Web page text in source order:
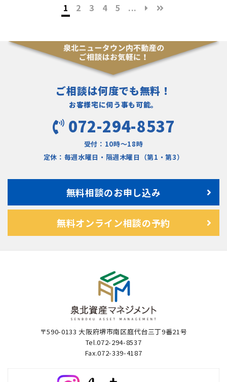
1 2 3 4 5 ...
ご相談は何度でも無料！
お客様宅に伺う事も可能。
072-294-8537
受付：10時〜18時
定休：毎週水曜日・隔週木曜日（第1・第3）
無料相談のお申し込み
無料オンライン相談の予約
〒590-0133 大阪府堺市南区庭代台三丁9番21号
Tel.072-294-8537
Fax.072-339-4187